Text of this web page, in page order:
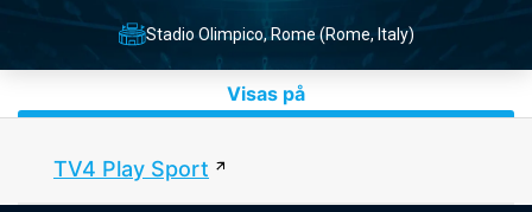
Stadio Olimpico, Rome (Rome, Italy)
Visas på
TV4 Play Sport